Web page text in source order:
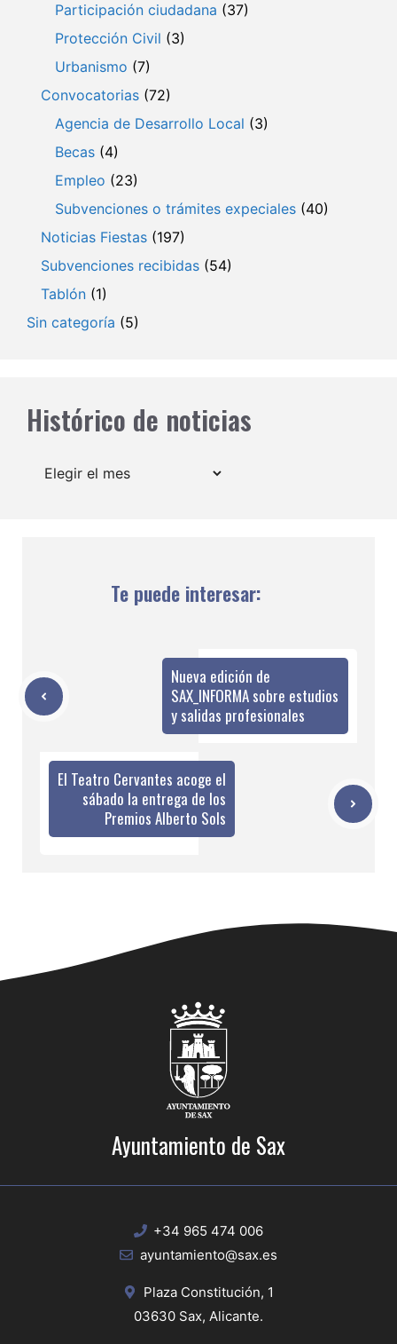
Participación ciudadana (37)
Protección Civil (3)
Urbanismo (7)
Convocatorias (72)
Agencia de Desarrollo Local (3)
Becas (4)
Empleo (23)
Subvenciones o trámites expeciales (40)
Noticias Fiestas (197)
Subvenciones recibidas (54)
Tablón (1)
Sin categoría (5)
Histórico de noticias
Archivos
Te puede interesar:
Nueva edición de
SAX_INFORMA sobre estudios
y salidas profesionales
El Teatro Cervantes acoge el
sábado la entrega de los
Premios Alberto Sols
Ayuntamiento de Sax
+34 965 474 006
ayuntamiento@sax.es
Plaza Constitución, 1
03630 Sax, Alicante.